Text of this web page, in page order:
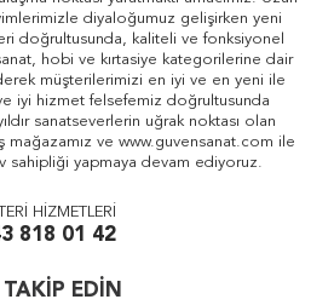
diyaloğumuz gelişirken yeni
doğrultusunda, kaliteli ve fonksiyonel
hobi ve kırtasiye kategorilerine dair
müşterilerimizi en iyi ve en yeni ile
iyi hizmet felsefemiz doğrultusunda
sanatseverlerin uğrak noktası olan
mağazamız ve www.guvensanat.com ile
sahipliği yapmaya devam ediyoruz.
HİZMETLERİ
818 01 42
TAKİP EDİN